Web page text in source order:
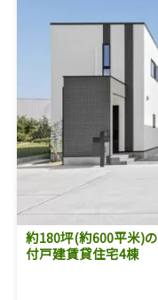
約180坪(約600平米)
付戸建賃貸住宅4棟